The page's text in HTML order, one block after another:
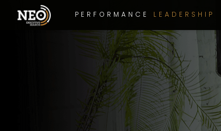
PERFORMANCE LEADERSHIP